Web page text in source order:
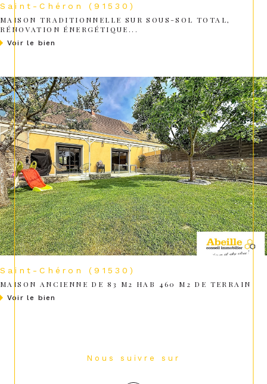
Saint-Chéron (91530)
MAISON TRADITIONNELLE SUR SOUS-SOL TOTAL,
RÉNOVATION ÉNERGÉTIQUE...
voir le bien
Saint-Chéron (91530)
MAISON ANCIENNE DE 83 M2 HAB 460 M2 DE TERRAIN
voir le bien
Nous suivre sur